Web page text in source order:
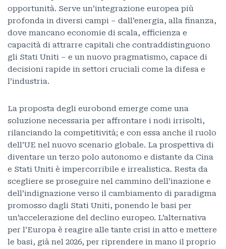
opportunità. Serve un’integrazione europea più
profonda in diversi campi – dall’energia, alla finanza,
dove mancano economie di scala, efficienza e
capacità di attrarre capitali che contraddistinguono
gli Stati Uniti – e un nuovo pragmatismo, capace di
decisioni rapide in settori cruciali come la difesa e
l’industria.
La proposta degli eurobond emerge come una
soluzione necessaria per affrontare i nodi irrisolti,
rilanciando la competitività; e con essa anche il ruolo
dell’UE nel nuovo scenario globale. La prospettiva di
diventare un terzo polo autonomo e distante da Cina
e Stati Uniti è impercorribile e irrealistica. Resta da
scegliere se proseguire nel cammino dell’inazione e
dell’indignazione verso il cambiamento di paradigma
promosso dagli Stati Uniti, ponendo le basi per
un’accelerazione del declino europeo. L’alternativa
per l’Europa è reagire alle tante crisi in atto e mettere
le basi, già nel 2026, per riprendere in mano il proprio